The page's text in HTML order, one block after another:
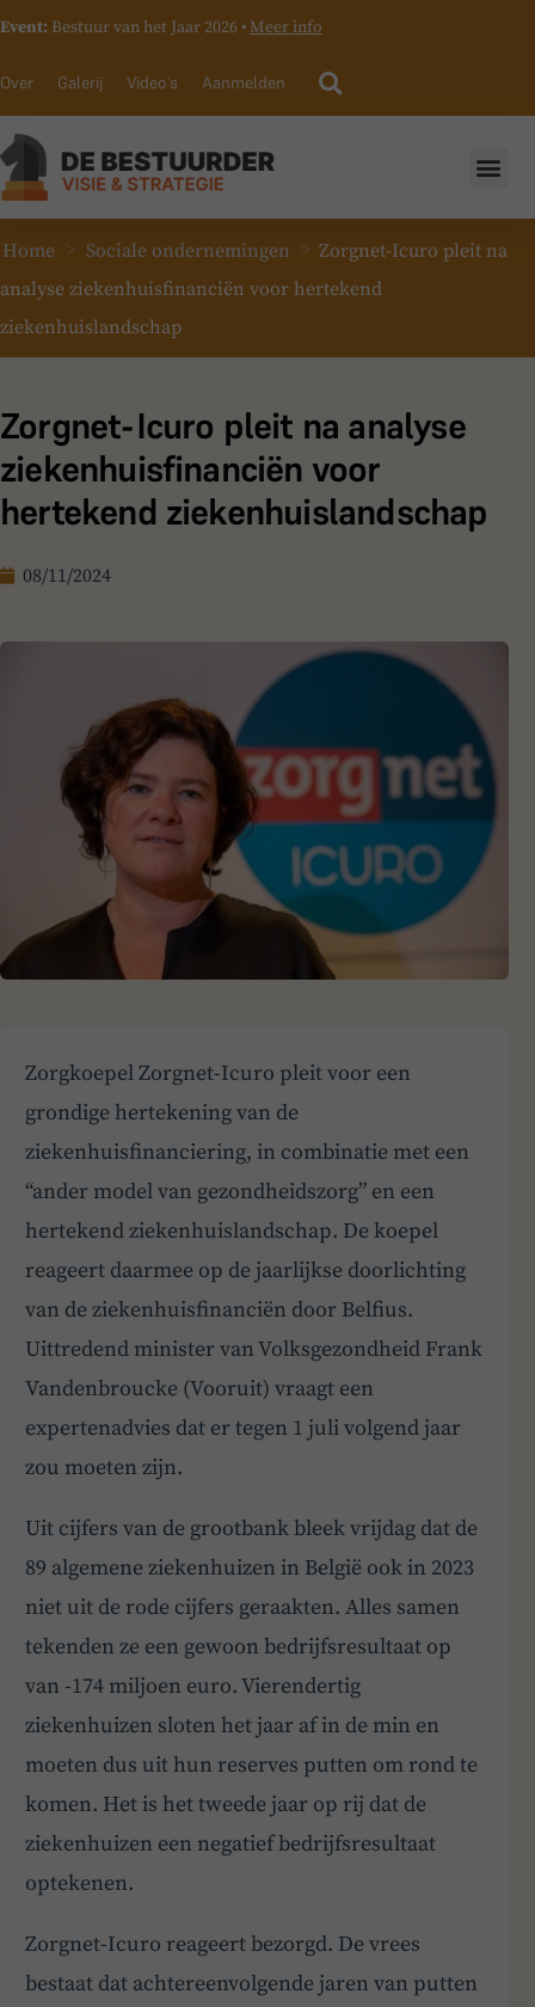
Event: Bestuur van het Jaar 2026 • Meer info
Over Galerij Video’s Aanmelden
Home > Sociale ondernemingen > Zorgnet-Icuro pleit na
analyse ziekenhuisfinanciën voor hertekend
ziekenhuislandschap
Zorgnet-Icuro pleit na analyse
ziekenhuisfinanciën voor
hertekend ziekenhuislandschap
08/11/2024
Zorgkoepel Zorgnet-Icuro pleit voor een
grondige hertekening van de
ziekenhuisfinanciering, in combinatie met een
“ander model van gezondheidszorg” en een
hertekend ziekenhuislandschap. De koepel
reageert daarmee op de jaarlijkse doorlichting
van de ziekenhuisfinanciën door Belfius.
Uittredend minister van Volksgezondheid Frank
Vandenbroucke (Vooruit) vraagt een
expertenadvies dat er tegen 1 juli volgend jaar
zou moeten zijn.
Uit cijfers van de grootbank bleek vrijdag dat de
89 algemene ziekenhuizen in België ook in 2023
niet uit de rode cijfers geraakten. Alles samen
tekenden ze een gewoon bedrijfsresultaat op
van -174 miljoen euro. Vierendertig
ziekenhuizen sloten het jaar af in de min en
moeten dus uit hun reserves putten om rond te
komen. Het is het tweede jaar op rij dat de
ziekenhuizen een negatief bedrijfsresultaat
optekenen.
Zorgnet-Icuro reageert bezorgd. De vrees
bestaat dat achtereenvolgende jaren van putten